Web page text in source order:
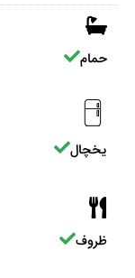
حمام
یخچال
ظروف